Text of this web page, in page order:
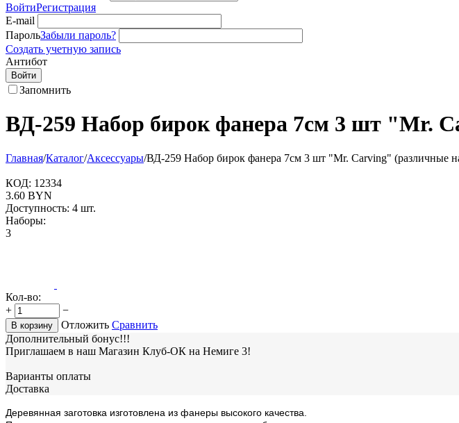
ВойтиРегистрация
E-mail
ПарольЗабыли пароль?
Создать учетную запись
Антибот
Войти
Запомнить
ВД-259 Набор бирок фанера 7см 3 шт "Mr.
Главная/Каталог/Аксессуары/ВД-259 Набор бирок фанера 7см 3 шт "Mr. Carving" (различные
КОД: 12334
3.60 BYN
Доступность: 4 шт.
Наборы:
3
Кол-во:
+
−
В корзину Отложить Сравнить
Дополнительный бонус!!!
Приглашаем в наш Магазин Клуб-ОК на Немиге 3!
Варианты оплаты
Доставка
Деревянная заготовка изготовлена из фанеры высокого качества.